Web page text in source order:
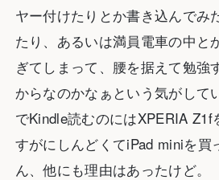
ヤー付けたりとか書き込んでみ
たり、あるいは満員電車の中と
ぎてしまって、腰を据えて勉強
からなのかなぁという気がして
でKindle読むのにはXPERIA Z1f
すがにしんどくてiPad miniを買
ん、他にも理由はあったけど。